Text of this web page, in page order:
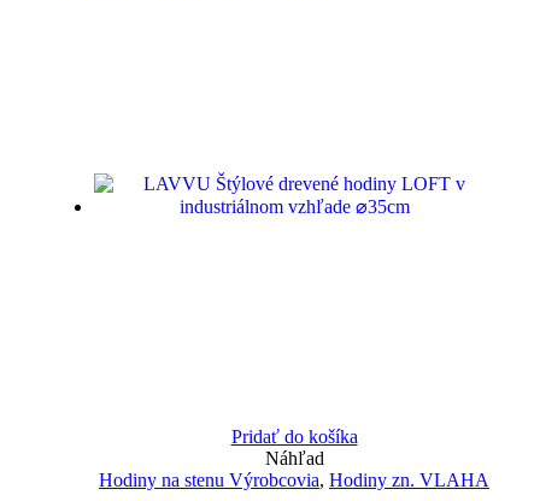
Pridať do košíka
Náhľad
Hodiny na stenu Výrobcovia, Hodiny zn. VLAHA